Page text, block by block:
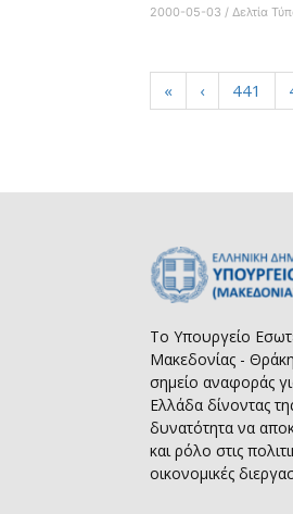
2000-05-03 / Δελτία
« ‹ 441
Το Υπουργείο
Μακεδονίας -
σημείο αναφοράς
Ελλάδα δίνοντας
δυνατότητα να
και ρόλο στις
οικονομικές